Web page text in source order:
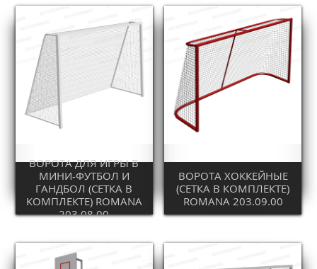
ВОРОТА ДЛЯ ИГРЫ В
МИНИ-ФУТБОЛ И
ГАНДБОЛ (СЕТКА В
КОМПЛЕКТЕ) ROMANA
203.08.00
ВОРОТА ХОККЕЙНЫЕ
(СЕТКА В КОМПЛЕКТЕ)
ROMANA 203.09.00